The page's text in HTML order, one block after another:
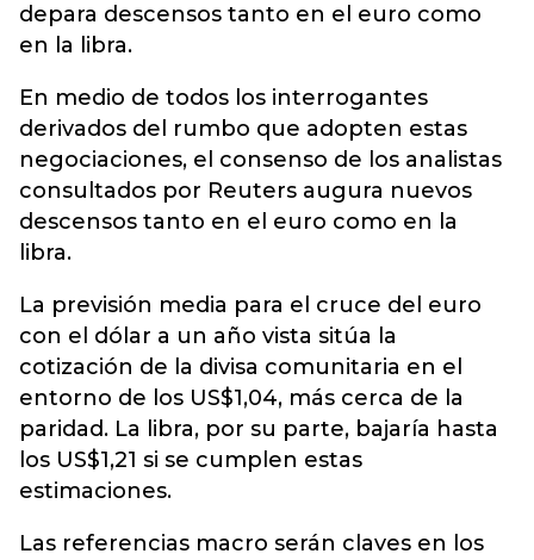
depara descensos tanto en el euro como
en la libra.
En medio de todos los interrogantes
derivados del rumbo que adopten estas
negociaciones, el consenso de los analistas
consultados por Reuters augura nuevos
descensos tanto en el euro como en la
libra.
La previsión media para el cruce del euro
con el dólar a un año vista sitúa la
cotización de la divisa comunitaria en el
entorno de los US$1,04, más cerca de la
paridad. La libra, por su parte, bajaría hasta
los US$1,21 si se cumplen estas
estimaciones.
Las referencias macro serán claves en los